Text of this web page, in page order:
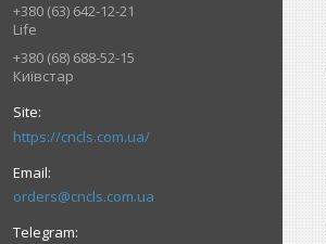
+380 (63) 642-12-21
Life
+380 (68) 688-52-15
Київстар
https://cncls.com.ua/
orders@cncls.com.ua